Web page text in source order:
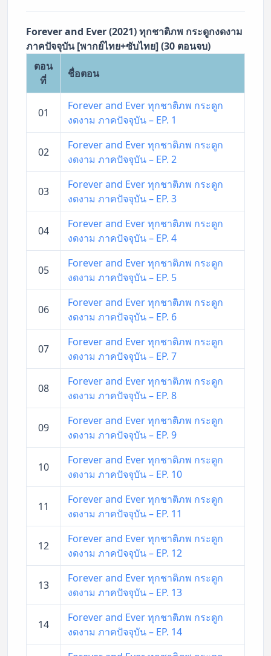
Forever and Ever (2021) ทุกชาติภพ กระดูกงดงาม
ภาคปัจจุบัน [พากย์ไทย+ซับไทย] (30 ตอนจบ)
ตอน
ที่
ชื่อตอน
01
Forever and Ever ทุกชาติภพ กระดูก
งดงาม ภาคปัจจุบัน – EP. 1
02
Forever and Ever ทุกชาติภพ กระดูก
งดงาม ภาคปัจจุบัน – EP. 2
03
Forever and Ever ทุกชาติภพ กระดูก
งดงาม ภาคปัจจุบัน – EP. 3
04
Forever and Ever ทุกชาติภพ กระดูก
งดงาม ภาคปัจจุบัน – EP. 4
05
Forever and Ever ทุกชาติภพ กระดูก
งดงาม ภาคปัจจุบัน – EP. 5
06
Forever and Ever ทุกชาติภพ กระดูก
งดงาม ภาคปัจจุบัน – EP. 6
07
Forever and Ever ทุกชาติภพ กระดูก
งดงาม ภาคปัจจุบัน – EP. 7
08
Forever and Ever ทุกชาติภพ กระดูก
งดงาม ภาคปัจจุบัน – EP. 8
09
Forever and Ever ทุกชาติภพ กระดูก
งดงาม ภาคปัจจุบัน – EP. 9
10
Forever and Ever ทุกชาติภพ กระดูก
งดงาม ภาคปัจจุบัน – EP. 10
11
Forever and Ever ทุกชาติภพ กระดูก
งดงาม ภาคปัจจุบัน – EP. 11
12
Forever and Ever ทุกชาติภพ กระดูก
งดงาม ภาคปัจจุบัน – EP. 12
13
Forever and Ever ทุกชาติภพ กระดูก
งดงาม ภาคปัจจุบัน – EP. 13
14
Forever and Ever ทุกชาติภพ กระดูก
งดงาม ภาคปัจจุบัน – EP. 14